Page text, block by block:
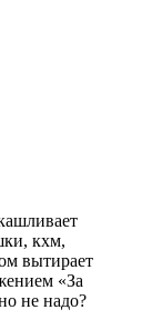
кхм,
вытирает
«За
не надо?